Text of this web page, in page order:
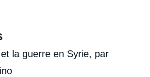
la guerre en Syrie, par